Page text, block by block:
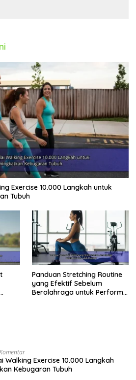
Exercise 10.000 Langkah untuk
Tubuh
Panduan Stretching Routine
yang Efektif Sebelum
Berolahraga untuk Performa
Walking Exercise 10.000 Langkah
Kebugaran Tubuh